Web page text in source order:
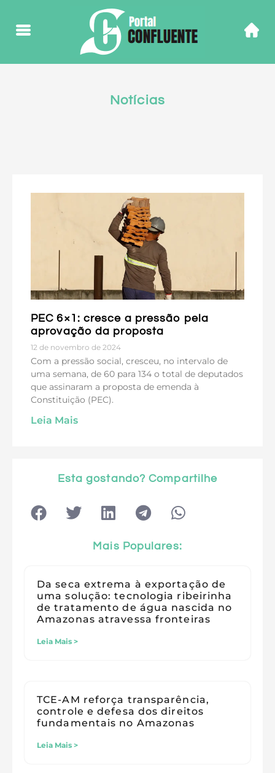
Notícias
PEC 6×1: cresce a pressão pela
aprovação da proposta
12 de novembro de 2024
Com a pressão social, cresceu, no intervalo de
uma semana, de 60 para 134 o total de deputados
que assinaram a proposta de emenda à
Constituição (PEC).
Leia Mais
Esta gostando? Compartilhe
Mais Populares:
Da seca extrema à exportação de
uma solução: tecnologia ribeirinha
de tratamento de água nascida no
Amazonas atravessa fronteiras
Leia Mais >
TCE-AM reforça transparência,
controle e defesa dos direitos
fundamentais no Amazonas
Leia Mais >